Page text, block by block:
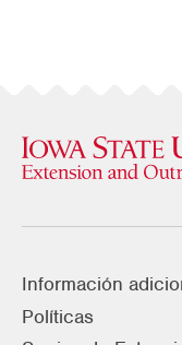
Información
Políticas